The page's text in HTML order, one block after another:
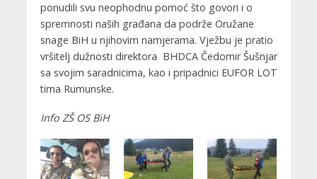
ponudili svu neophodnu pomoć što govori i o
spremnosti naših građana da podrže Oružane
snage BiH u njihovim namjerama. Vježbu je pratio
vršitelj dužnosti direktora BHDCA Čedomir Šušnjar
sa svojim saradnicima, kao i pripadnici EUFOR LOT
tima Rumunske.
Info ZŠ OS BiH